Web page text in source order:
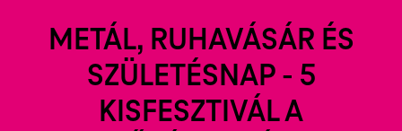
METÁL, RUHAVÁSÁR ÉS
SZÜLETÉSNAP - 5
KISFESZTIVÁL A